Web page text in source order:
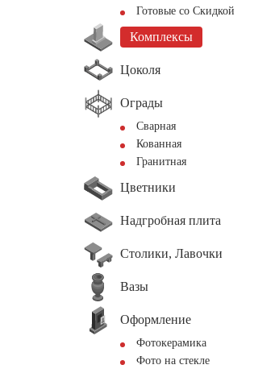
Готовые со Скидкой
Комплексы
Цоколя
Ограды
Сварная
Кованная
Гранитная
Цветники
Надгробная плита
Столики, Лавочки
Вазы
Оформление
Фотокерамика
Фото на стекле